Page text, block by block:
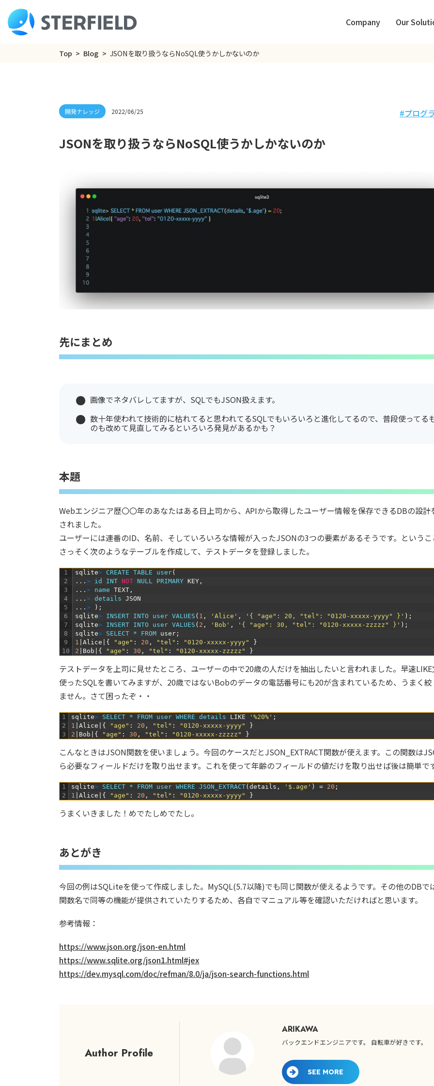
Company Our
Top Blog JSONを取り扱うならNoSQL使うかしかないのか
2022/06/25 プログ
JSONを取り扱うならNoSQL使うかしかないのか
先にまとめ
画像でネタバレしてますが、SQLでもJSON扱えます。
数十年使われて技術的に枯れてると思われてるSQLでもいろいろと進化してるので、普段使ってる
のも改めて見直してみるといろいろ発見があるかも？
本題
Webエンジニア歴〇〇年のあなたはある日上司から、APIから取得したユーザー情報を保存できるDBの設計
されました。
ユーザーには連番のID、名前、そしていろいろな情報が入ったJSONの3つの要素があるそうです。という
さっそく次のようなテーブルを作成して、テストデータを登録しました。
1
2
3
4
5
6
7
8
9
10
sqlite> CREATE TABLE user(
. . . > id INT NOT NULL PRIMARY KEY ,
. . . > name TEXT ,
. . . > details JSON
. . . > ) ;
sqlite> INSERT INTO user VALUES ( 1 , 'Alice' , '{ "age": 20, "tel": "0120-xxxxx-yyyy" }' ) ;
sqlite> INSERT INTO user VALUES ( 2 , 'Bob' , '{ "age": 30, "tel": "0120-xxxxx-zzzzz" }' ) ;
sqlite> SELECT * FROM user ;
1
Alice { "age" : 20 , "tel" : "0120-xxxxx-yyyy"
}
2
Bob { "age" : 30 , "tel" : "0120-xxxxx-zzzzz" }
テストデータを上司に見せたところ、ユーザーの中で20歳の人だけを抽出したいと言われました。早速
使ったSQLを書いてみますが、20歳ではないBobのデータの電話番号にも20が含まれているため、うまく
ません。さて困ったぞ・・
1
2
3
sqlite> SELECT * FROM user WHERE details LIKE '%20%' ;
1
Alice { "age" : 20 , "tel" : "0120-xxxxx-yyyy"
}
2
Bob { "age" : 30 , "tel" : "0120-xxxxx-zzzzz" }
こんなときはJSON関数を使いましょう。今回のケースだとJSON_EXTRACT関数が使えます。この関数は
ら必要なフィールドだけを取り出せます。これを使って年齢のフィールドの値だけを取り出せば後は簡単で
1
2
sqlite> SELECT * FROM user WHERE JSON_EXTRACT( details , '$.age' ) = 20 ;
1
Alice { "age" : 20 , "tel" : "0120-xxxxx-yyyy" }
うまくいきました！めでたしめでたし。
あとがき
今回の例はSQLiteを使って作成しました。MySQL(5.7以降)でも同じ関数が使えるようです。その他のDBで
関数名で同等の機能が提供されていたりするため、各自でマニュアル等を確認いただければと思います。
参考情報：
https://www.json.org/json-en.html
https://www.sqlite.org/json1.html#jex
https://dev.mysql.com/doc/refman/8.0/ja/json-search-functions.html
Author Profile
ARIKAWA
バックエンドエンジニアです。 自転車が好きです。
SEE MORE